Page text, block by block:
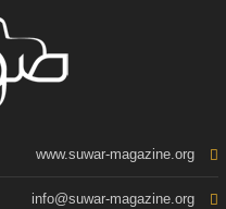
www.suwar-magazine.org
info@suwar-magazine.org